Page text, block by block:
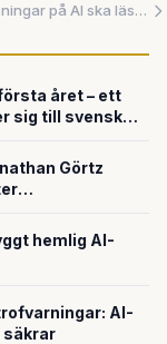
Miljardsatsningar på AI ska läsa dina känslor och städa vårdens ekonomi
året – ett
sig till svensk
Görtz
hemlig AI-
AI-
säkrar